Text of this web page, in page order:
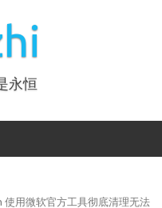
永恒
使用微软官方工具彻底清理无法